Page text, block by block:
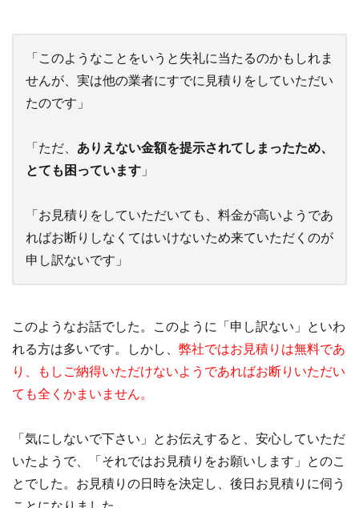
「このようなことをいうと失礼に当たるのかもしれま
せんが、実は他の業者にすでに見積りをしていただい
たのです」
「ただ、 ありえない金額を提示されてしまったため、
とても困っています 」
「お見積りをしていただいても、料金が高いようであ
ればお断りしなくてはいけないため来ていただくのが
申し訳ないです」
このようなお話でした。このように「申し訳ない」といわ
れる方は多いです。しかし、 弊社ではお見積りは無料であ
り、もしご納得いただけないようであればお断りいただい
ても全くかまいません。
「気にしないで下さい」とお伝えすると、安心していただ
いたようで、「それではお見積りをお願いします」とのこ
とでした。お見積りの日時を決定し、後日お見積りに伺う